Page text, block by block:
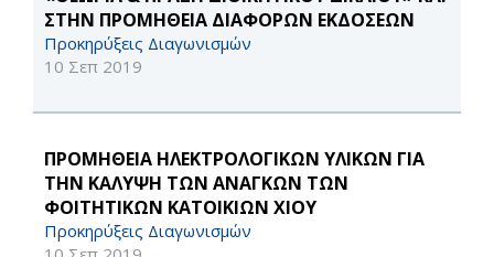
ΣΤΗΝ ΠΡΟΜΗΘΕΙΑ ΔΙΑΦΟΡΩΝ ΕΚΔΟΣΕΩΝ
Προκηρύξεις Διαγωνισμών
10 Σεπ 2019
ΠΡΟΜΗΘΕΙΑ ΗΛΕΚΤΡΟΛΟΓΙΚΩΝ ΥΛΙΚΩΝ ΓΙΑ
ΤΗΝ ΚΑΛΥΨΗ ΤΩΝ ΑΝΑΓΚΩΝ ΤΩΝ
ΦΟΙΤΗΤΙΚΩΝ ΚΑΤΟΙΚΙΩΝ ΧΙΟΥ
Προκηρύξεις Διαγωνισμών